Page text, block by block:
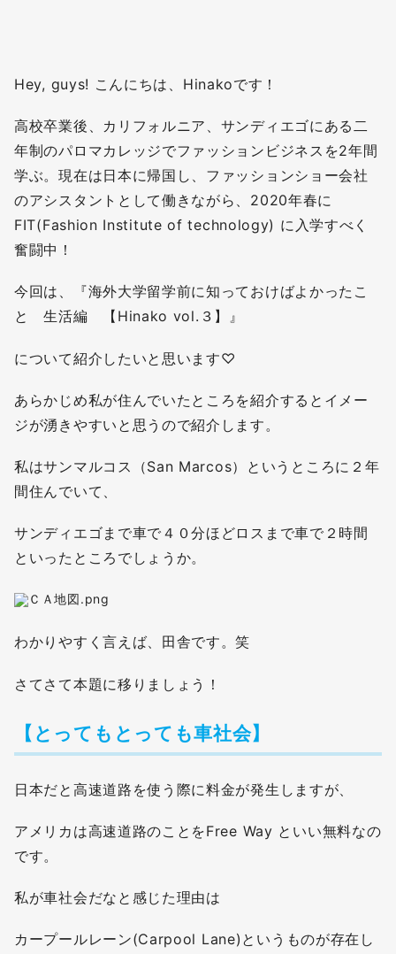
Hey, guys! こんにちは、Hinakoです！
高校卒業後、カリフォルニア、サンディエゴにある二
年制のパロマカレッジでファッションビジネスを2年間
学ぶ。現在は日本に帰国し、ファッションショー会社
のアシスタントとして働きながら、2020年春に
FIT(Fashion Institute of technology) に入学すべく
奮闘中！
今回は、『海外大学留学前に知っておけばよかったこ
と 生活編 【Hinako vol.３】』
について紹介したいと思います♡
あらかじめ私が住んでいたところを紹介するとイメー
ジが湧きやすいと思うので紹介します。
私はサンマルコス（San Marcos）というところに２年
間住んでいて、
サンディエゴまで車で４０分ほどロスまで車で２時間
といったところでしょうか。
わかりやすく言えば、田舎です。笑
さてさて本題に移りましょう！
【とってもとっても車社会】
日本だと高速道路を使う際に料金が発生しますが、
アメリカは高速道路のことをFree Way といい無料なの
です。
私が車社会だなと感じた理由は
カープールレーン(Carpool Lane)というものが存在し